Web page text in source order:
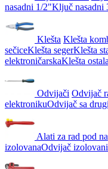
nasadni 1/2"Ključ nasadni
Klešta Klešta
sečiceKlešta segerKlešta
elektroničarskaKlešta ostala
Odvijači Odvijač
elektronikuOdvijač sa
Alati za rad pod
izolovanaOdvijač izolovani